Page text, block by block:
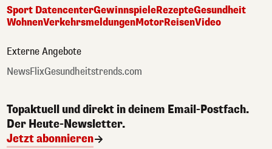
Sport DatencenterGewinnspieleRezepteGesundheit
WohnenVerkehrsmeldungenMotorReisenVideo
Externe Angebote
NewsFlixGesundheitstrends.com
Topaktuell und direkt in deinem Email-Postfach.
Der Heute-Newsletter.
Jetzt abonnieren